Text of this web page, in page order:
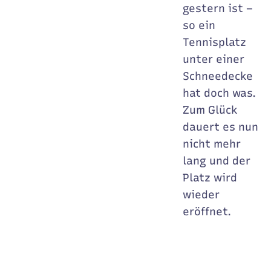
gestern ist –
so ein
Tennisplatz
unter einer
Schneedecke
hat doch was.
Zum Glück
dauert es nun
nicht mehr
lang und der
Platz wird
wieder
eröffnet.